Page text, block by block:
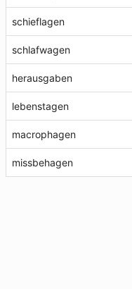
schieflagen
schlafwagen
herausgaben
lebenstagen
macrophagen
missbehagen